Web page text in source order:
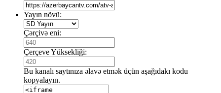
Yayın növü:
Çərçivə eni:
Çerçeve Yüksekliği:
Bu kanalı saytınıza əlavə etmək üçün aşağıdakı kodu
kopyalayın.